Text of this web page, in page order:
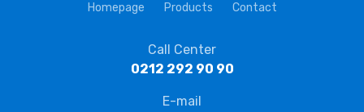
Homepage Products Contact
Call Center
0212 292 90 90
E-mail